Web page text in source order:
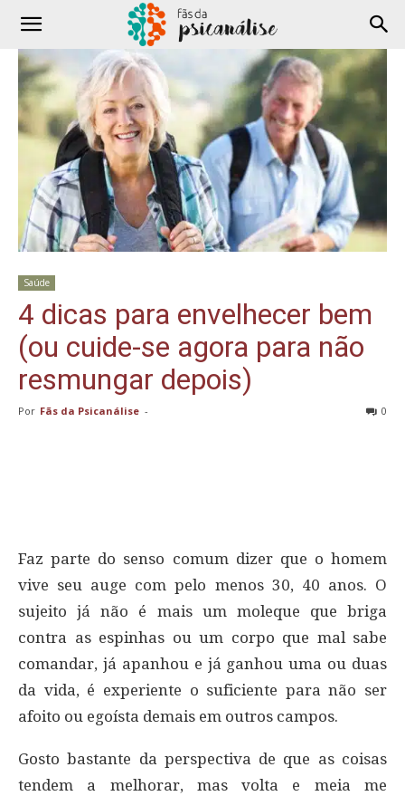
Saúde
4 dicas para envelhecer bem
(ou cuide-se agora para não
resmungar depois)
Por Fãs da Psicanálise - 0
Faz parte do senso comum dizer que o homem
vive seu auge com pelo menos 30, 40 anos. O
sujeito já não é mais um moleque que briga
contra as espinhas ou um corpo que mal sabe
comandar, já apanhou e já ganhou uma ou duas
da vida, é experiente o suficiente para não ser
afoito ou egoísta demais em outros campos.
Gosto bastante da perspectiva de que as coisas
tendem a melhorar, mas volta e meia me